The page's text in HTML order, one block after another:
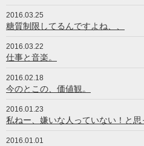
2016.03.25
糖質制限してるんですよね、、
2016.03.22
仕事と音楽。
2016.02.18
今のとこの、価値観。
2016.01.23
私ねー、嫌いな人っていない！と
2016.01.01